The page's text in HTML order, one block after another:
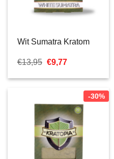
Wit Sumatra Kratom
€13,95 Oorspronkelijke
was:
€9,77Huidige
is:
-30%